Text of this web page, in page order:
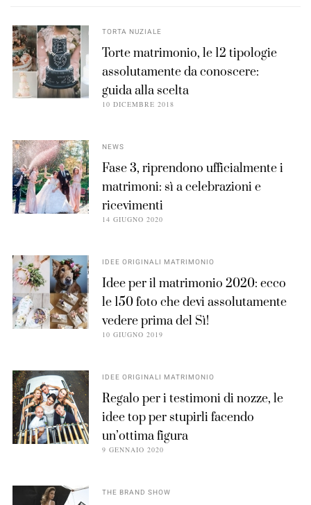
TORTA NUZIALE
Torte matrimonio, le 12 tipologie
assolutamente da conoscere:
guida alla scelta
10 DICEMBRE 2018
NEWS
Fase 3, riprendono ufficialmente i
matrimoni: sì a celebrazioni e
ricevimenti
14 GIUGNO 2020
IDEE ORIGINALI MATRIMONIO
Idee per il matrimonio 2020: ecco
le 150 foto che devi assolutamente
vedere prima del Sì!
10 GIUGNO 2019
IDEE ORIGINALI MATRIMONIO
Regalo per i testimoni di nozze, le
idee top per stupirli facendo
un’ottima figura
9 GENNAIO 2020
THE BRAND SHOW